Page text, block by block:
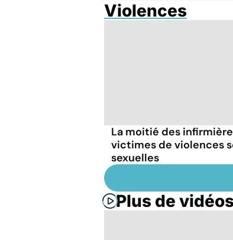
Violences
La moitié des
victimes de violences
sexuelles
Plus de